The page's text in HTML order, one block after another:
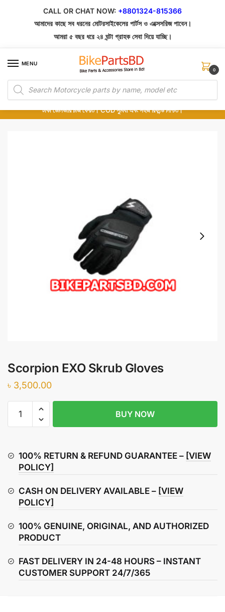
CALL OR CHAT NOW: +8801324-815366
আমাদের কাছে সব ধরনের মোটরসাইকেলের পার্টস ও এক্সেসরিজ পাবেন।
আমরা ৫ বছর ধরে ২৪ ঘন্টা গ্রাহক সেবা দিয়ে যাচ্ছি।
MENU
Products
search
0
১০০% অরিজিনাল পার্টস – শোরুম থেকে সরাসরি সংগ্রহ এবং শুধুমাত্র কুরিয়ার সার্ভিসে ডেলিভারি।
অর্ডার করার পর পার্টের ছবি দেখুন। পছন্দ হলে Cash on Delivery দিন, না হলে ৫ মিনিটে ১৯৯
টাকা ডেলিভারি চার্জ ফেরত। COD সুবিধা এবং সহজ রিফান্ড নিশ্চিত।
Scorpion EXO Skrub Gloves
৳ 3,500.00
EXO
quantity
BUY NOW
100% RETURN & REFUND GUARANTEE – [VIEW
POLICY]
CASH ON DELIVERY AVAILABLE – [VIEW
POLICY]
100% GENUINE, ORIGINAL, AND AUTHORIZED
PRODUCT
FAST DELIVERY IN 24-48 HOURS – INSTANT
CUSTOMER SUPPORT 24/7/365